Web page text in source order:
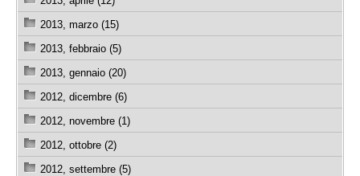
2013, marzo (15)
2013, febbraio (5)
2013, gennaio (20)
2012, dicembre (6)
2012, novembre (1)
2012, ottobre (2)
2012, settembre (5)